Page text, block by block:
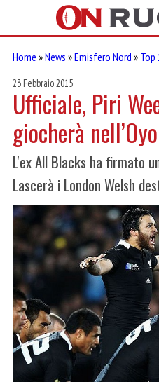
Home »News »Emisfero Nord » Top
23 Febbraio 2015
Ufficiale, Piri
giocherà
L'ex All Blacks ha firmato
Lascerà i London Welsh